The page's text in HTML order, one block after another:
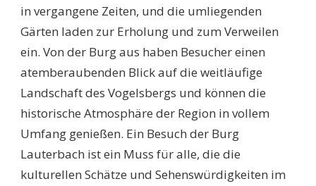
in vergangene Zeiten, und die umliegenden
Gärten laden zur Erholung und zum Verweilen
ein. Von der Burg aus haben Besucher einen
atemberaubenden Blick auf die weitläufige
Landschaft des Vogelsbergs und können die
historische Atmosphäre der Region in vollem
Umfang genießen. Ein Besuch der Burg
Lauterbach ist ein Muss für alle, die die
kulturellen Schätze und Sehenswürdigkeiten im